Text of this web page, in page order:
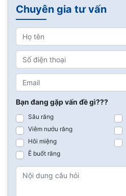
Chuyên gia tư vấn
Bạn đang gặp vấn đề gì???
Sâu răng
Viêm nướu răng
Hôi miệng
Ê buốt răng